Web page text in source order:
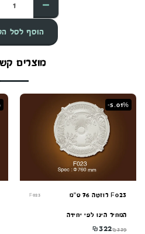
הוסף לסל
מוצרים
-5.01%
F023 רוזטה 76 ס"מ F023
המחיר הינו לפי יחידה
₪339
₪322